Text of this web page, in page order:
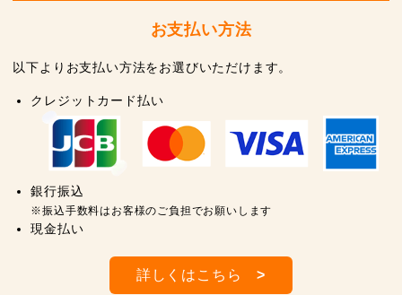
お支払い方法
以下よりお支払い方法をお選びいただけます。
クレジットカード払い
銀行振込
※振込手数料はお客様のご負担でお願いします
現金払い
詳しくはこちら>